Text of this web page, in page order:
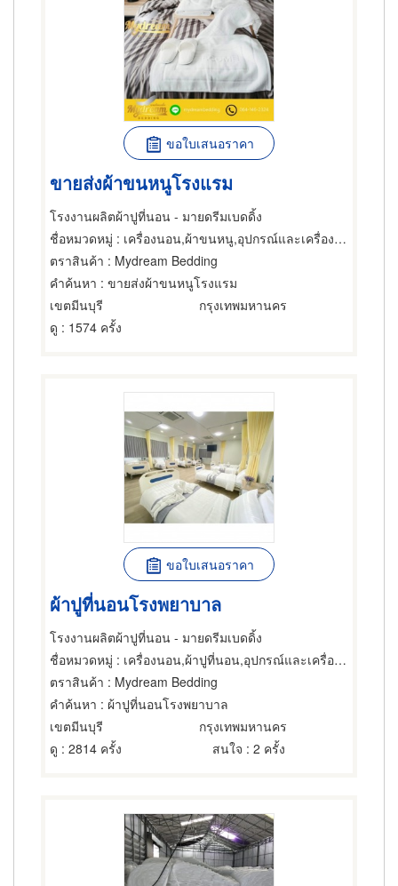
ขอใบเสนอราคา
ขายส่งผ้าขนหนูโรงแรม
โรงงานผลิตผ้าปูที่นอน - มายดรีมเบดดิ้ง
ชื่อหมวดหมู่ : เครื่องนอน,ผ้าขนหนู,อุปกรณ์และเครื่องใช้สำหรับโรงแรมและบังกะโล
ตราสินค้า : Mydream Bedding
คำค้นหา : ขายส่งผ้าขนหนูโรงแรม
เขตมีนบุรี
กรุงเทพมหานคร
ดู : 1574 ครั้ง
ขอใบเสนอราคา
ผ้าปูที่นอนโรงพยาบาล
โรงงานผลิตผ้าปูที่นอน - มายดรีมเบดดิ้ง
ชื่อหมวดหมู่ : เครื่องนอน,ผ้าปูที่นอน,อุปกรณ์และเครื่องใช้สำหรับโรงพยาบาล
ตราสินค้า : Mydream Bedding
คำค้นหา : ผ้าปูที่นอนโรงพยาบาล
เขตมีนบุรี
กรุงเทพมหานคร
ดู : 2814 ครั้ง สนใจ : 2 ครั้ง